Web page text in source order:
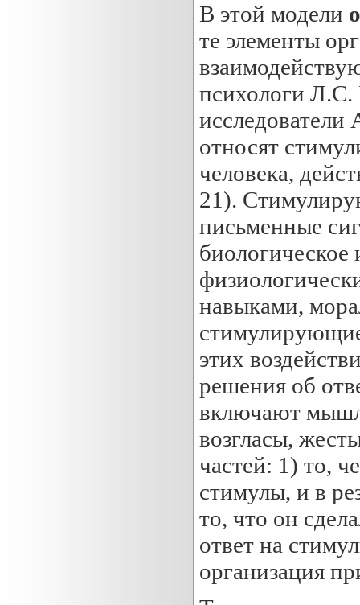
В этой модели
те элементы
психологи
относят
человека,
21).
письменные
навыками,
этих
решения об
включают
возгласы,
частей: 1) то,
стимулы, и в
то, что он
ответ на
организация